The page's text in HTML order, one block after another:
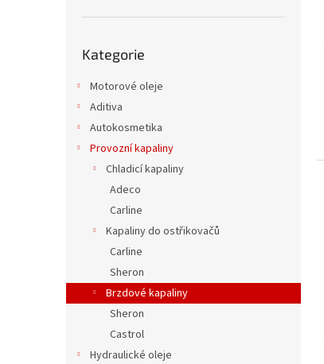
kategorie
Kategorie
Motorové oleje
Aditiva
Autokosmetika
Provozní kapaliny
Chladicí kapaliny
Adeco
Carline
Kapaliny do ostřikovačů
Carline
Sheron
Brzdové kapaliny
Sheron
Castrol
Hydraulické oleje